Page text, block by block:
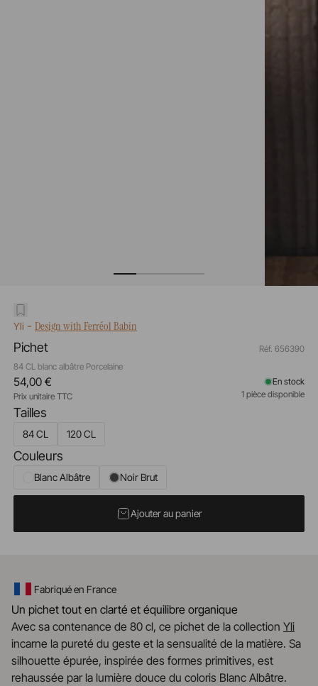
Yli - Design with Ferréol Babin
Pichet
84 CL blanc albâtre Porcelaine
Réf. 656390
Tailles
84 CL 120 CL
Couleurs
Blanc Albâtre Noir Brut
54,00 €
Prix unitaire TTC
En stock
1 pièce disponible
Ajouter au panier
Fabriqué en France
Un pichet tout en clarté et équilibre organique
Avec sa contenance de 80 cl, ce pichet de la collection Yli
incarne la pureté du geste et la sensualité de la matière. Sa
silhouette épurée, inspirée des formes primitives, est
rehaussée par la lumière douce du coloris Blanc Albâtre.